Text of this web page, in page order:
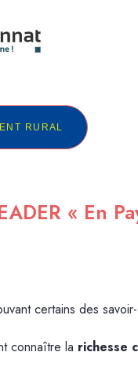
RURAL
« En
certains des
connaître la richesse